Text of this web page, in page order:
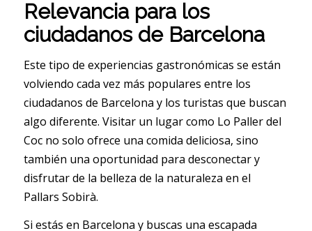
Relevancia para los
ciudadanos de Barcelona
Este tipo de experiencias gastronómicas se están
volviendo cada vez más populares entre los
ciudadanos de Barcelona y los turistas que buscan
algo diferente. Visitar un lugar como Lo Paller del
Coc no solo ofrece una comida deliciosa, sino
también una oportunidad para desconectar y
disfrutar de la belleza de la naturaleza en el
Pallars Sobirà.
Si estás en Barcelona y buscas una escapada